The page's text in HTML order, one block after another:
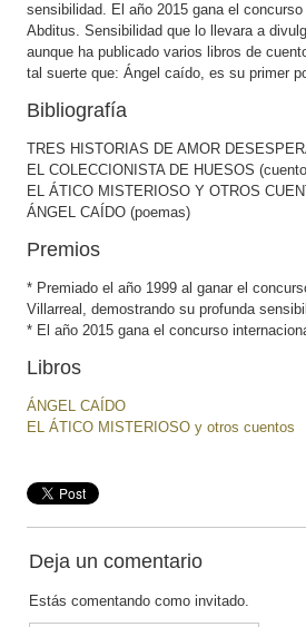
sensibilidad. El año 2015 gana el
Abditus. Sensibilidad que lo llevara a
aunque ha publicado varios libros de
tal suerte que: Ángel caído, es su primer
Bibliografía
TRES HISTORIAS DE AMOR
EL COLECCIONISTA DE HUESOS
EL ÁTICO MISTERIOSO Y OTROS
ÁNGEL CAÍDO (poemas)
Premios
* Premiado el año 1999 al ganar el
Villarreal, demostrando su profunda
* El año 2015 gana el concurso
Libros
ÁNGEL CAÍDO
EL ÁTICO MISTERIOSO y otros cuentos
Deja un comentario
Estás comentando como invitado.